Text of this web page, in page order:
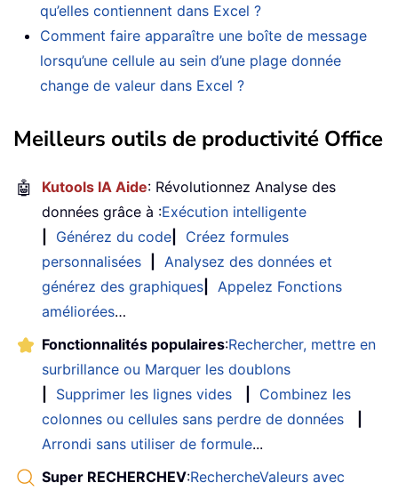
qu’elles contiennent dans Excel ?
Comment faire apparaître une boîte de message
lorsqu’une cellule au sein d’une plage donnée
change de valeur dans Excel ?
Meilleurs outils de productivité Office
🤖 Kutools IA Aide: Révolutionnez Analyse des
données grâce à :Exécution intelligente
Générez du code
Créez formules
personnalisées
Analysez des données et
générez des graphiques
Appelez Fonctions
améliorées…
Fonctionnalités populaires:Rechercher, mettre en
surbrillance ou Marquer les doublons
Supprimer les lignes vides
Combinez les
colonnes ou cellules sans perdre de données
Arrondi sans utiliser de formule...
Super RECHERCHEV:RechercheValeurs avec